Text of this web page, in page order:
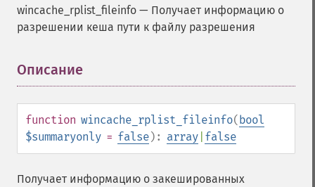
wincache_rplist_fileinfo — Получает информацию о
разрешении кеша пути к файлу разрешения
Описание
function wincache_rplist_fileinfo(bool
$summaryonly = false): array false
Получает информацию о закешированных